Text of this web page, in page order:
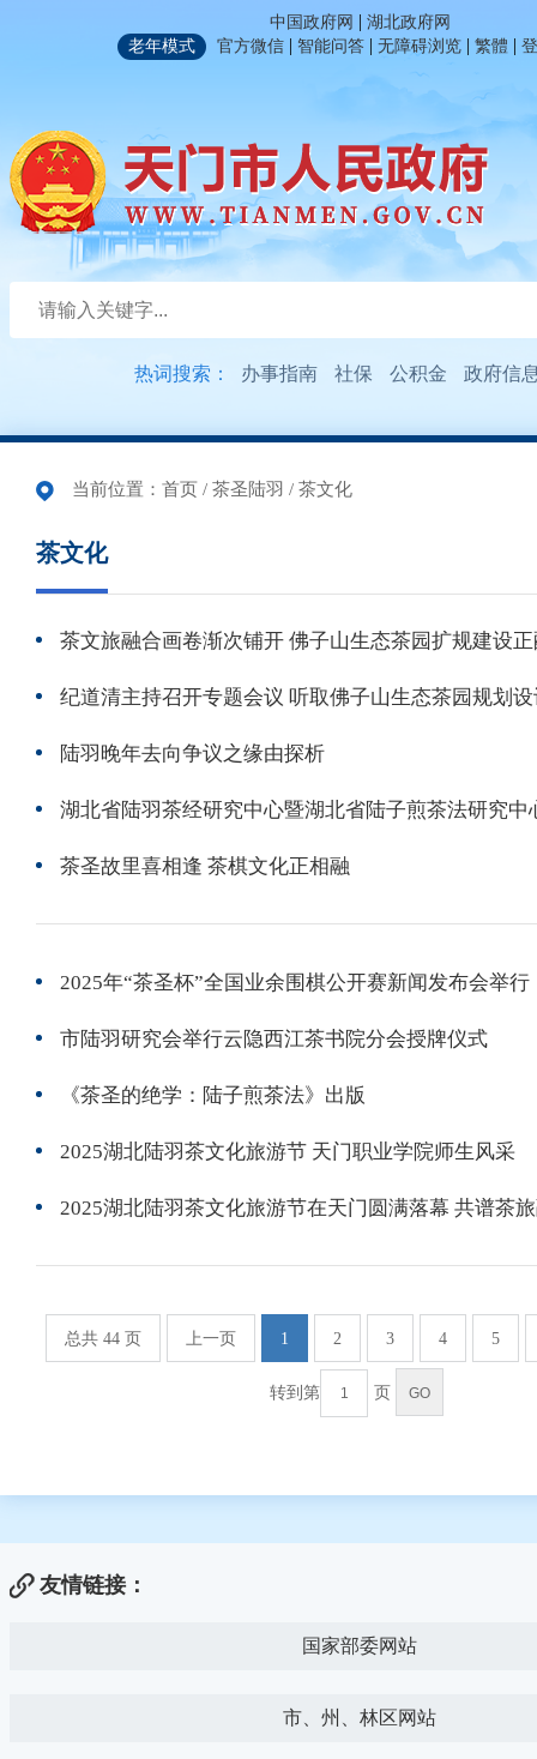
中国政府网 | 湖北政府网
老年模式
官方微信 | 智能问答 | 无障碍浏览 | 繁體 |
热词搜索： 办事指南 社保 公积金 政府信
当前位置： 首页 / 茶圣陆羽 / 茶文化
茶文化
茶文旅融合画卷渐次铺开 佛子山生态茶园扩规建设
纪道清主持召开专题会议 听取佛子山生态茶园规划
陆羽晚年去向争议之缘由探析
湖北省陆羽茶经研究中心暨湖北省陆子煎茶法研究中
茶圣故里喜相逢 茶棋文化正相融
2025年“茶圣杯”全国业余围棋公开赛新闻发布会举行
市陆羽研究会举行云隐西江茶书院分会授牌仪式
《茶圣的绝学：陆子煎茶法》出版
2025湖北陆羽茶文化旅游节 天门职业学院师生风采
2025湖北陆羽茶文化旅游节在天门圆满落幕 共谱茶
总共 44 页 上一页 1 2 3 4 5
转到第 页
友情链接：
国家部委网站
市、州、林区网站